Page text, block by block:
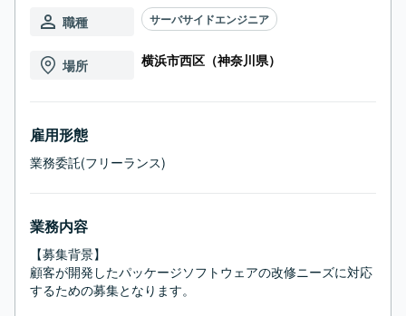
職種 サーバサイドエンジニア
場所 横浜市西区（神奈川県）
雇用形態
業務委託(フリーランス)
業務内容
【募集背景】
顧客が開発したパッケージソフトウェアの改修ニーズに対応
するための募集となります。